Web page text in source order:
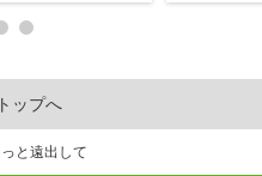
ップへ
と遠出して